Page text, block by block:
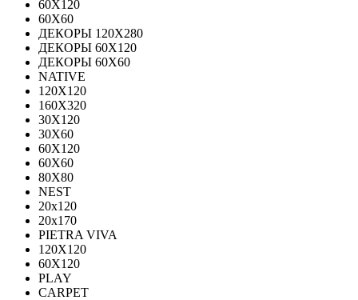
60Х120
60Х60
ДЕКОРЫ 120Х280
ДЕКОРЫ 60Х120
ДЕКОРЫ 60Х60
NATIVE
120Х120
160Х320
30X120
30X60
60X120
60X60
80Х80
NEST
20x120
20x170
PIETRA VIVA
120X120
60Х120
PLAY
CARPET